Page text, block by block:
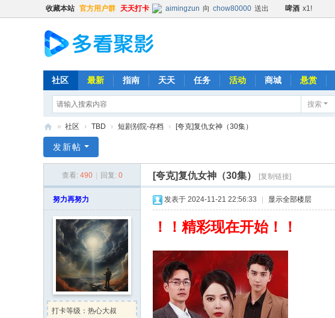
收藏本站 官方用户群 天天打卡 aimingzun 向 chow80000 送出 啤酒 x1!
普凡 时光机 送出 x1!
清尘 向 猪猪 送出 精品鼓励金+1 x2!
Balding 向 普凡 送出 肥宅快乐水 x1!
时光机 向 普凡 送出
513593603 向 lishya588 送出 啤酒 x1!
时光机 chow80000 送出
hongbang 向 明镜不止水 送出 黄瓜 x1!
向 ghout1 送出 肥宅快乐水
向 yyt12345 送出 精品鼓励金+1
时光机 向 513593603 送出 肥宅快乐水
Kehk 向 白玉老虎 送出 肥宅快乐水
时光机 向 两津勘吉 送出 火箭
Kevin 向 两津勘吉 送出 火箭 x1!
社区 最新 指南 天天 任务 活动 商城 悬赏
搜索
看
» 社区 › TBD › 短剧别院-存档 › [夸克]复仇女神（30集）
发新帖
查看: 490 回复: 0 [夸克]复仇女神（30集） [复制链接]
努力再努力
打卡等级：热心大叔
发表于 2024-11-21 22:56:33 显示全部楼层
！！精彩现在开始！！